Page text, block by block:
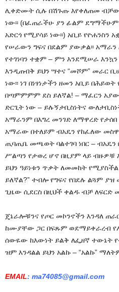
ሊቀድሙት ሲሉ በሽጉጡ እየቀለጠመ
ነው፡፡ (በፈጠራችሁ ያን ፊልም
አድርጎ የሚያሳይ ነው፡፡) አቢይ የዮሐንስን
የሠራውን ግፍና በደልም ያውቃል፡፡
የተገነባን ተቋም – ምን እንደሚሠራ
እንዲጠብቅ ይህን ሣተና “መሾም” መራር
ነው፡፡ ነገ በነፃነታችን ዘመን አቢይ
በጣምምምም ደስ ይለኛል! – ማፈርን
ድርጊት ነው – ይሉኝታቢስነትና
አማራንም በእግረ መንገድ ለማዋረድ የታሰበ
አማራው በተለይም ብአዴን የከፈለው
ጢባጢቤ መጫወት ባልተገባ ነበር –
ሥልጣን የታወረ ሆኖ በዚያም ላይ ብዙዎቹ
ይህን ዓይነቱን ጥቃት ለመመከት
ይለኛል?” ተብሎ የግፍና የበደሉ ልጓም ያዝ
ጊዜው ሲደርስ በዚህች ቀልዱ ብቻ ለፍርድ
ጄኔራሎቹንና የጦር መኮንኖችን እንዳለ
ከሙያቸው ጋር በፍጹም ወደማይቀራረብ
ሰውዬው ከእውነት ይልቅ ለፌዘኛ ተውኔት
ዝም እንዳልል ይህን አልኩ – “አልኩ”
EMAIL: ma74085@gmail.com